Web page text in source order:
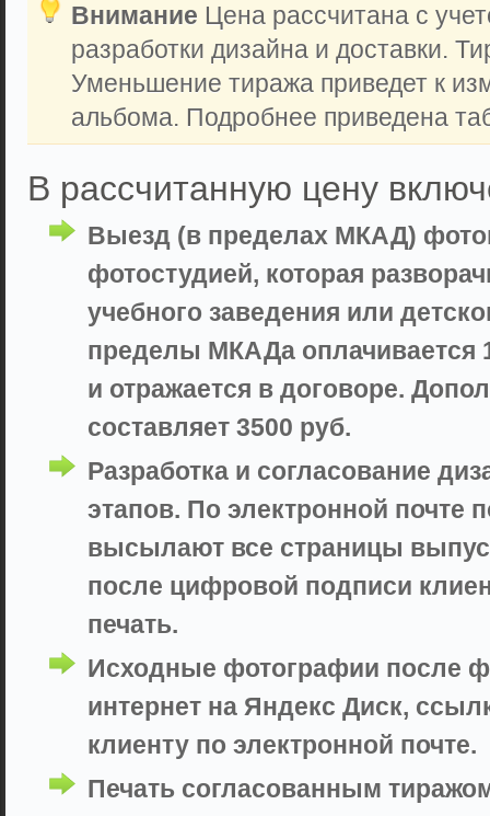
Внимание Цена рассчитана с
разработки дизайна и доставки.
Уменьшение тиража приведет к
альбома. Подробнее приведена
В рассчитанную цену
Выезд (в пределах МКАД)
фотостудией, которая
учебного заведения или
пределы МКАДа оплачивается
и отражается в договоре.
составляет 3500 руб.
Разработка и согласование
этапов. По электронной почте
высылают все страницы
после цифровой подписи
печать.
Исходные фотографии после
интернет на Яндекс Диск,
клиенту по электронной почте.
Печать согласованным